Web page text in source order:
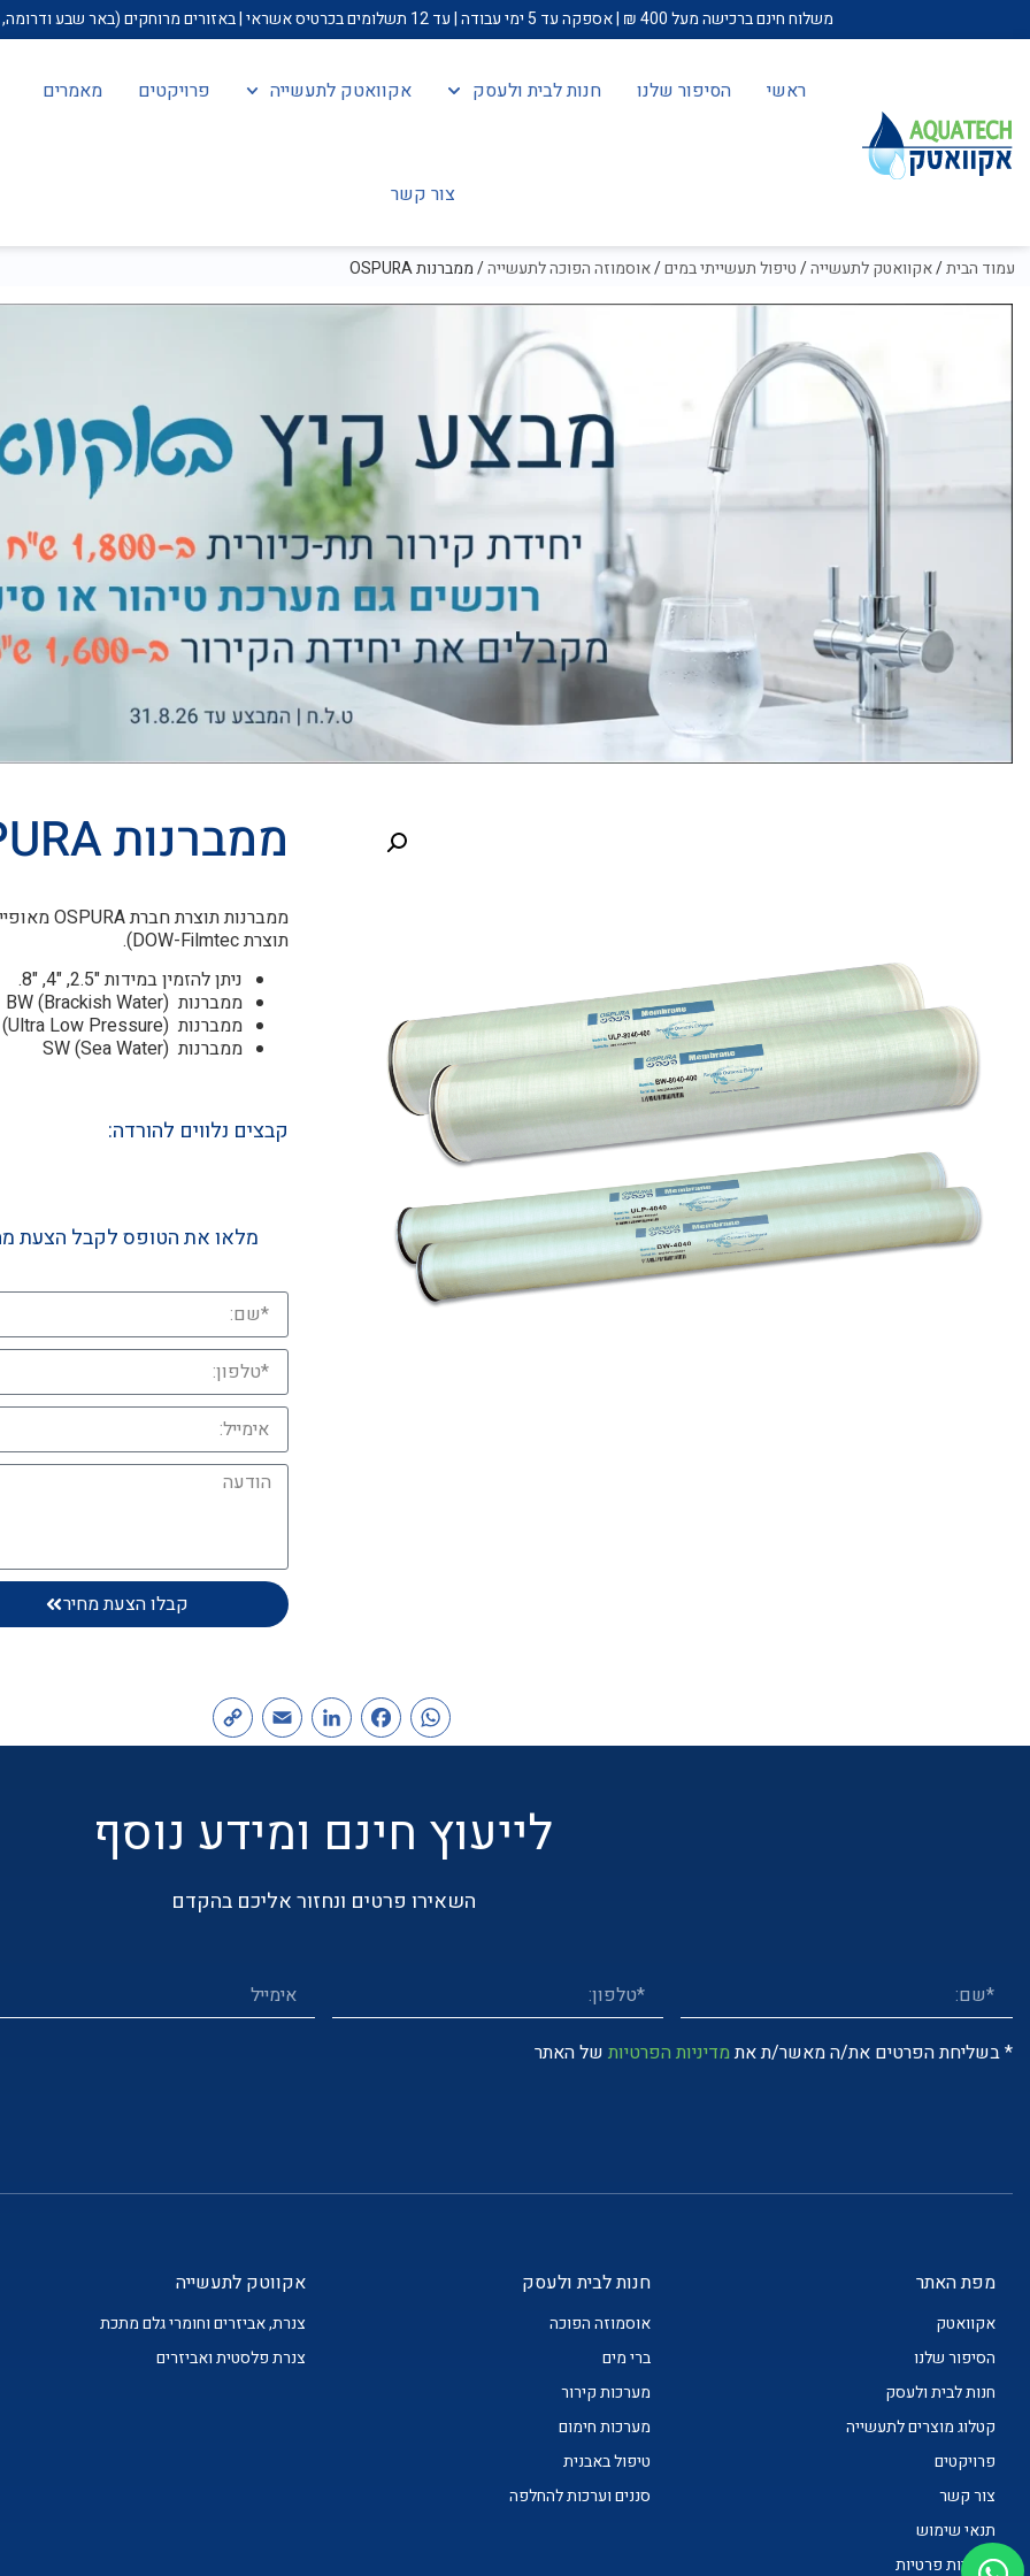
משלוח חינם ברכישה מעל 400 ₪ | אספקה עד 5 ימי עבודה | עד 12 תשלומים בכרטיס אשראי | באזורים מרוחקים (באר שבע ודרומה, חיפה וצפונה) תחול תוספת של 100 ש"ח להתקנה.
ראשי הסיפור שלנו חנות לבית ולעסק אקוואטק לתעשייה פרויקטים מאמרים
צור קשר
עמוד הבית/אקוואטק לתעשייה/טיפול תעשייתי במים/אוסמוזה הפוכה לתעשייה/ ממברנות OSPURA
ממברנות OSPURA
תוצרת DOW-Filmtec).
ניתן להזמין במידות "2.5, "4, "8.
ממברנות (BW (Brackish Water
ממברנות (ULP (Ultra Low Pressure
ממברנות (SW (Sea Water
קבצים נלווים להורדה:
מלאו את הטופס לקבל הצעת
קבלו הצעת מחיר
WhatsApp
Facebook
LinkedIn
Email
Link
לייעוץ חינם ומידע נוסף
השאירו פרטים ונחזור אליכם בהקדם
* בשליחת הפרטים את/ה מאשר/ת אתמדיניות הפרטיות של האתר
מפת האתר
אקוואטק
הסיפור שלנו
חנות לבית ולעסק
קטלוג מוצרים לתעשייה
פרויקטים
צור קשר
תנאי שימוש
מדיניות פרטיות
חנות לבית ולעסק
אוסמוזה הפוכה
ברי מים
מערכות קירור
מערכות חימום
טיפול באבנית
סננים וערכות להחלפה
אקווטק לתעשייה
צנרת, אביזרים וחומרי גלם מתכת
צנרת פלסטית ואביזרים